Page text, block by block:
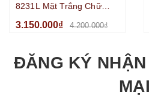
8231L Mặt Trắng Chữ
Vàng Hồng Size
3.150.000₫ 4.200.000₫
ĐĂNG KÝ
MẠI